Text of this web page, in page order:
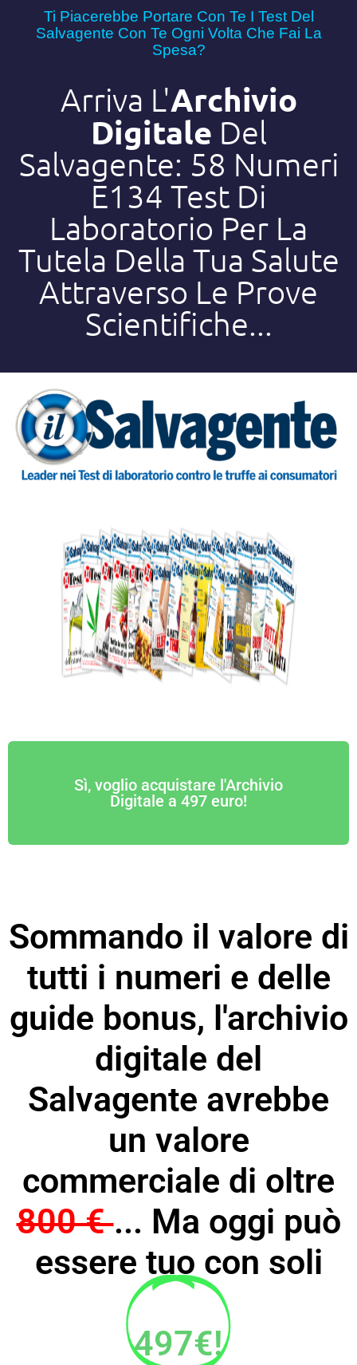
Ti Piacerebbe Portare Con Te I Test Del
Salvagente Con Te Ogni Volta Che Fai La
Spesa?
Arriva L'Archivio
Digitale Del
Salvagente: 58 Numeri
E134 Test Di
Laboratorio Per La
Tutela Della Tua Salute
Attraverso Le Prove
Scientifiche...
Sì, voglio acquistare l'Archivio
Digitale a 497 euro!
Sommando il valore di
tutti i numeri e delle
guide bonus, l'archivio
digitale del
Salvagente avrebbe
un valore
commerciale di oltre
800 €... Ma oggi può
essere tuo con soli
497€!